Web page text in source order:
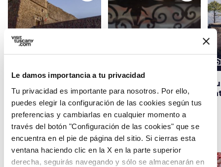
Le damos importancia a tu privacidad
Tu privacidad es importante para nosotros. Por ello,
puedes elegir la configuración de las cookies según tus
preferencias y cambiarlas en cualquier momento a
través del botón "Configuración de las cookies" que se
encuentra en el pie de página del sitio. Si cierras esta
ventana haciendo clic en la X en la parte superior
derecha, seguirás navegando y sólo se almacenarán en
Caprasio
map Ver en el mapa